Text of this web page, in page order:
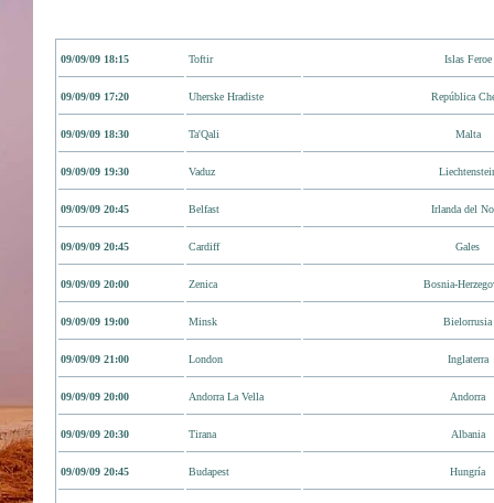
09/09/09 18:15 Toftir Islas Feroe
09/09/09 17:20 Uherske Hradiste República
09/09/09 18:30 Ta'Qali Malta
09/09/09 19:30 Vaduz
09/09/09 20:45 Belfast Irlanda del
09/09/09 20:45 Cardiff Gales
09/09/09 20:00 Zenica Bosnia-
09/09/09 19:00 Minsk Bielorrusia
09/09/09 21:00 London Inglaterra
09/09/09 20:00 Andorra La Vella Andorra
09/09/09 20:30 Tirana Albania
09/09/09 20:45 Budapest Hungría